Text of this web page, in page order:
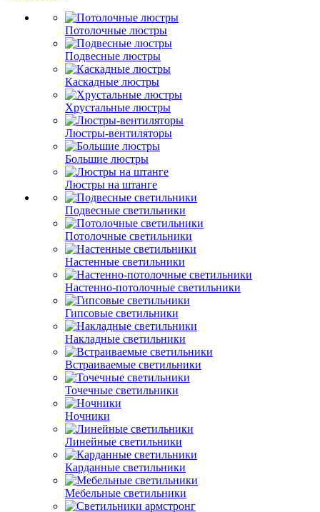
Потолочные люстры
Подвесные люстры
Каскадные люстры
Хрустальные люстры
Люстры-вентиляторы
Большие люстры
Люстры на штанге
Подвесные светильники
Потолочные светильники
Настенные светильники
Настенно-потолочные светильники
Гипсовые светильники
Накладные светильники
Встраиваемые светильники
Точечные светильники
Ночники
Линейные светильники
Карданные светильники
Мебельные светильники